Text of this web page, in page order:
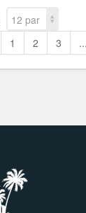
12 par
page
1 2 3 ...